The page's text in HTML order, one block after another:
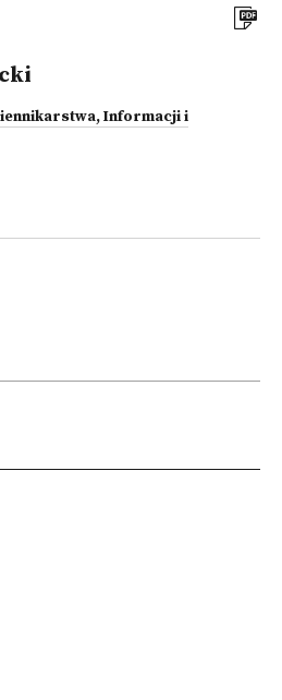
Informacji i